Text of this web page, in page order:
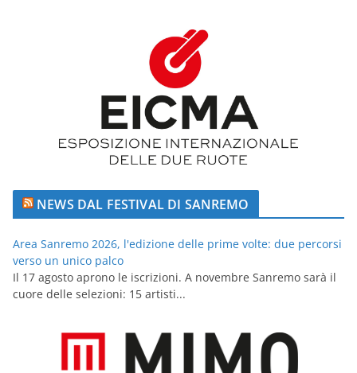
NEWS DAL FESTIVAL DI SANREMO
Area Sanremo 2026, l'edizione delle prime volte: due percorsi
verso un unico palco
Il 17 agosto aprono le iscrizioni. A novembre Sanremo sarà il
cuore delle selezioni: 15 artisti...